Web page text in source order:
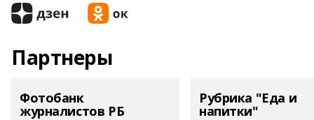
Партнеры
Фотобанк
журналистов РБ
Рубрика "Еда и
напитки"